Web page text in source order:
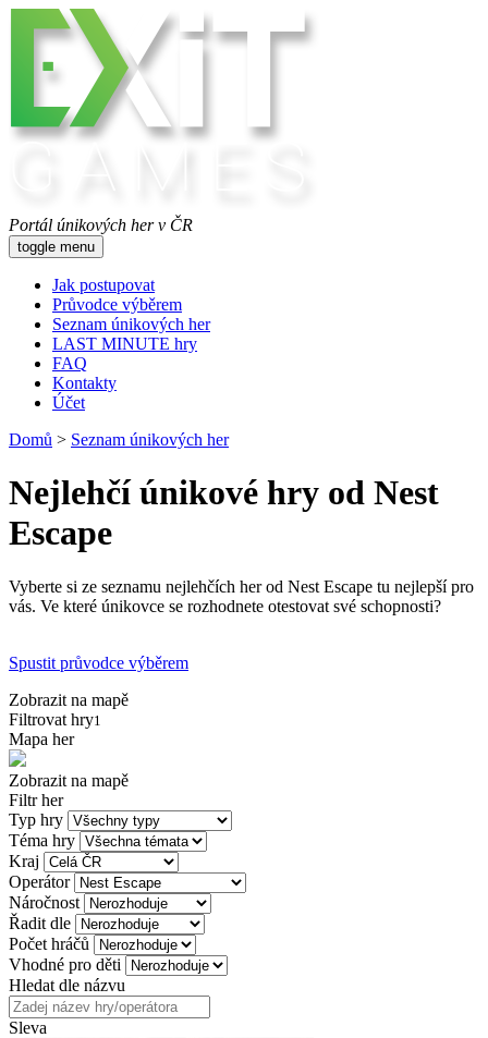
Portál únikových her v ČR
toggle menu
Jak postupovat
Průvodce výběrem
Seznam únikových her
LAST MINUTE hry
FAQ
Kontakty
Účet
Domů > Seznam únikových her
Nejlehčí únikové hry od Nest
Escape
Vyberte si ze seznamu nejlehčích her od Nest Escape tu nejlepší pro
vás. Ve které únikovce se rozhodnete otestovat své schopnosti?
Spustit průvodce výběrem
Zobrazit na mapě
Filtrovat hry1
Mapa her
Zobrazit na mapě
Filtr her
Typ hry
Téma hry
Kraj
Operátor
Náročnost
Řadit dle
Počet hráčů
Vhodné pro děti
Hledat dle názvu
Sleva